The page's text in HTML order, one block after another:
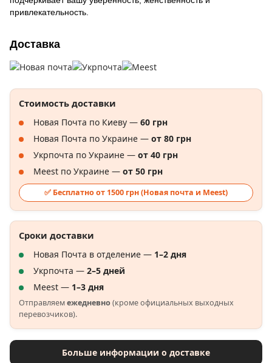
привлекательность.
Доставка
Стоимость доставки
Новая Почта по Киеву — 60 грн
Новая Почта по Украине — от 80 грн
Укрпочта по Украине — от 40 грн
Meest по Украине — от 50 грн
✅ Бесплатно от 1500 грн (Новая почта и Meest)
Сроки доставки
Новая Почта в отделение — 1–2 дня
Укрпочта — 2–5 дней
Meest — 1–3 дня
Отправляемежедневно(кроме официальных выходных
перевозчиков).
Больше информации о доставке